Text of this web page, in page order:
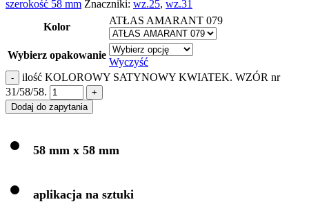
szerokość 58 mm Znaczniki: wz.25, wz.31
Kolor
ATŁAS AMARANT 079
Wybierz opakowanie
Wyczyść
ilość KOLOROWY SATYNOWY KWIATEK. WZÓR nr
31/58/58.
Dodaj do zapytania
58 mm x 58 mm
aplikacja na sztuki